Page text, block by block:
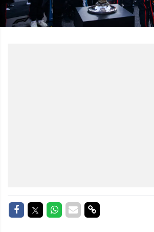
Delen op Facebook
Delen op Twitter
Delen op Whatsapp
Delen via Mail
Delen via link